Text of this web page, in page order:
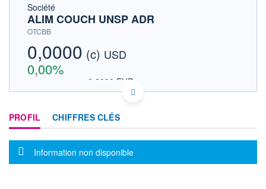
Société
ALIM COUCH UNSP ADR
OTCBB
0,0000 (c) USD
0,00%
0,0000 EUR
DONNÉES TEMPS DIFFÉRÉ
Politique d'exécution
OUVERTURE
0,0000 0,0000
PROFIL CHIFFRES CLÉS
Message d'information
Information non disponible